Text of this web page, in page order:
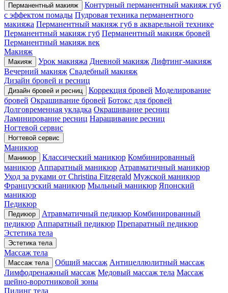
Перманентный макияж
Контурный перманентный макияж губ
с эффектом помады Пудровая техника перманентного
макияжа Перманентный макияж губ в акварельной технике
Перманентный макияж губ Перманентный макияж бровей
Перманентный макияж век
Макияж
Макияж Урок макияжа Дневной макияж Лифтинг-макияж
Вечерний макияж Свадебный макияж
Дизайн бровей и ресниц
Дизайн бровей и ресниц Коррекция бровей Моделирование
бровей Окрашивание бровей Ботокс для бровей
Долговременная укладка Окрашивание ресниц
Ламинирование ресниц Наращивание ресниц
Ногтевой сервис
Ногтевой сервис
Маникюр
Маникюр Классический маникюр Комбинированный
маникюр Аппаратный маникюр Атравматичный маникюр
Уход за руками от Christina Fitzgerald Мужской маникюр
Французский маникюр Мыльный маникюр Японский
маникюр
Педикюр
Педикюр Атравматичный педикюр Комбинированный
педикюр Аппаратный педикюр Препаратный педикюр
Эстетика тела
Эстетика тела
Массаж тела
Массаж тела Общий массаж Антицеллюлитный массаж
Лимфодренажный массаж Медовый массаж тела Массаж
шейно-воротниковой зоны
Пилинг тела